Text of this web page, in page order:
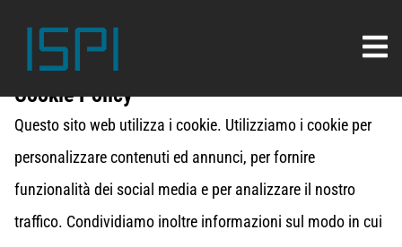
Cookie Policy
Questo sito web utilizza i cookie. Utilizziamo i cookie per
personalizzare contenuti ed annunci, per fornire
funzionalità dei social media e per analizzare il nostro
traffico. Condividiamo inoltre informazioni sul modo in cui